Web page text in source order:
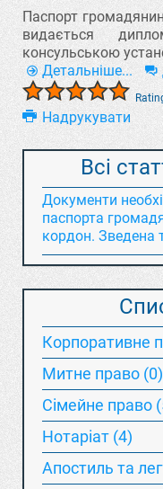
Паспорт
видається
консульською
Детальніше...
Надрукувати
Всі
Документи
паспорта
кордон. Зведена
Корпоративне
Митне право (0)
Сімейне право
Нотаріат (4)
Апостиль та